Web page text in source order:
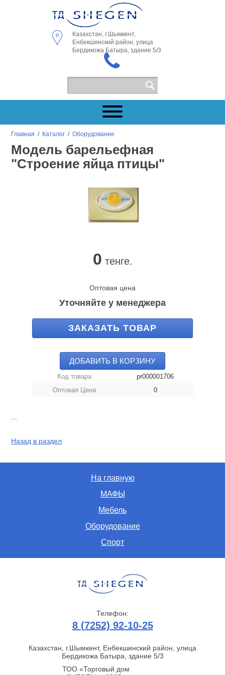
Казахстан, г.Шымкент,
Енбекшинский район, улица
Бердикожа Батыра, здание 5/3
Главная / Каталог /Оборудование
Модель барельефная
"Строение яйца птицы"
0 тенге.
Оптовая цена
Уточняйте у менеджера
ЗАКАЗАТЬ ТОВАР
ДОБАВИТЬ В КОРЗИНУ
Код товара
pr000001706
Оптовая Цена
0
Назад в раздел
На главную
МАФЫ
Мебель
Оборудование
Спорт
ТОО «Торговый дом
Казахстан, г.Шымкент, Енбекшинский район, улица
Бердикожа Батыра, здание 5/3
Телефон:
8 (7252) 92-10-25